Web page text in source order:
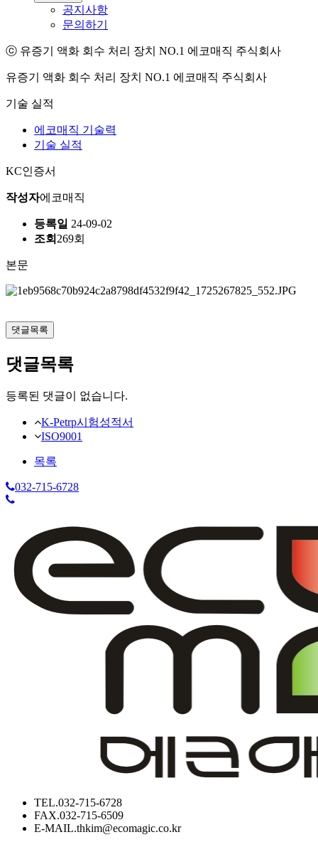
공지사항
문의하기
ⓒ 유증기 액화 회수 처리 장치 NO.1 에코매직 주식회사
유증기 액화 회수 처리 장치 NO.1 에코매직 주식회사
기술 실적
에코매직 기술력
기술 실적
KC인증서
작성자에코매직
등록일 24-09-02
조회 269회
본문
댓글목록
댓글목록
등록된 댓글이 없습니다.
K-Petrp시험성적서
ISO9001
목록
032-715-6728
TEL.032-715-6728
FAX.032-715-6509
E-MAIL.thkim@ecomagic.co.kr